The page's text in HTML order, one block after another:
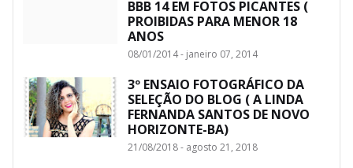
BBB 14 EM FOTOS PICANTES (
PROIBIDAS PARA MENOR 18
ANOS
08/01/2014 - janeiro 07, 2014
3º ENSAIO FOTOGRÁFICO DA
SELEÇÃO DO BLOG ( A LINDA
FERNANDA SANTOS DE NOVO
HORIZONTE-BA)
21/08/2018 - agosto 21, 2018